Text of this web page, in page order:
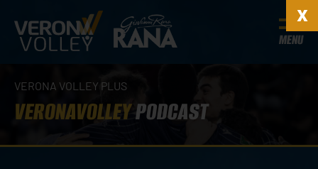
MENU
VERONA VOLLEY PLUS
VERONAVOLLEYPODCAST